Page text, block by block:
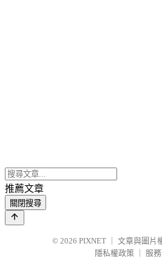
推薦文章
關閉搜尋
© 2026 PIXNET
文章與圖片
隱私權政策
服